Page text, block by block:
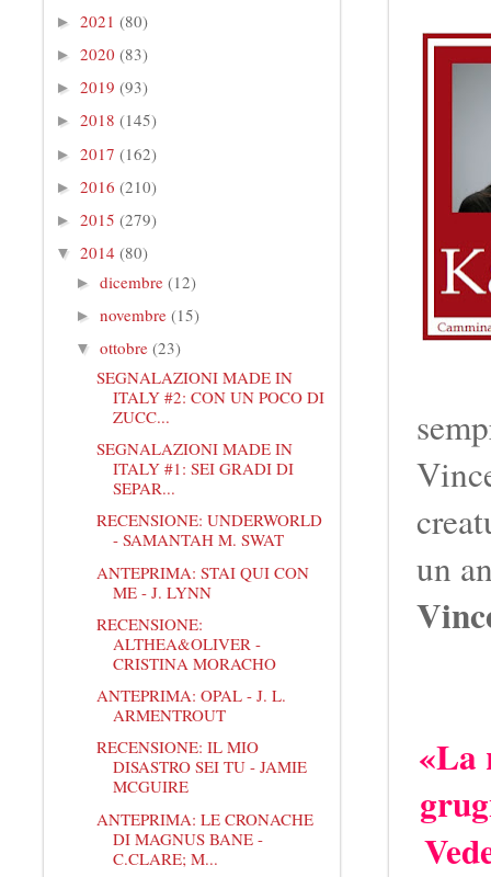
un
«La
► 2021 (80)
► 2020 (83)
► 2019 (93)
► 2018 (145)
► 2017 (162)
► 2016 (210)
► 2015 (279)
▼ 2014 (80)
► dicembre (12)
► novembre (15)
▼ ottobre (23)
SEGNALAZIONI MADE IN
ITALY #2: CON UN POCO DI
ZUCC...
SEGNALAZIONI MADE IN
ITALY #1: SEI GRADI DI
SEPAR...
RECENSIONE: UNDERWORLD
- SAMANTAH M. SWAT
ANTEPRIMA: STAI QUI CON
ME - J. LYNN
RECENSIONE:
ALTHEA&OLIVER -
CRISTINA MORACHO
ANTEPRIMA: OPAL - J. L.
ARMENTROUT
RECENSIONE: IL MIO
DISASTRO SEI TU - JAMIE
MCGUIRE
ANTEPRIMA: LE CRONACHE
DI MAGNUS BANE -
C.CLARE; M...